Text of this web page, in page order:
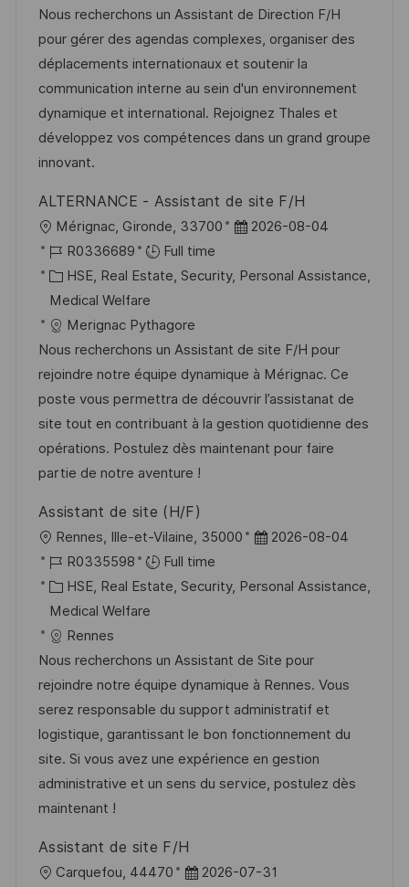
i
o
n
e
d
D
a
t
e
d
e
g
o
r
y
Nous recherchons un Assistant de Direction F/H
pour gérer des agendas complexes, organiser des
déplacements internationaux et soutenir la
communication interne au sein d'un environnement
dynamique et international. Rejoignez Thales et
développez vos compétences dans un grand groupe
innovant.
ALTERNANCE - Assistant de site F/H
L
o
c
t
i
o
n
Mérignac, Gironde, 33700
P
s
d
D
a
t
e
2026-08-04
J
o
b
I
d
R0336689
Full time
C
a
t
e
g
o
r
y
HSE, Real Estate, Security, Personal Assistance,
Medical Welfare
Merignac Pythagore
Nous recherchons un Assistant de site F/H pour
rejoindre notre équipe dynamique à Mérignac. Ce
poste vous permettra de découvrir l’assistanat de
site tout en contribuant à la gestion quotidienne des
opérations. Postulez dès maintenant pour faire
partie de notre aventure !
Assistant de site (H/F)
L
o
c
t
i
o
n
Rennes, Ille-et-Vilaine, 35000
P
s
d
D
a
t
e
2026-08-04
J
o
b
I
d
R0335598
Full time
C
a
t
e
g
o
r
y
HSE, Real Estate, Security, Personal Assistance,
Medical Welfare
Rennes
Nous recherchons un Assistant de Site pour
rejoindre notre équipe dynamique à Rennes. Vous
serez responsable du support administratif et
logistique, garantissant le bon fonctionnement du
site. Si vous avez une expérience en gestion
administrative et un sens du service, postulez dès
maintenant !
Assistant de site F/H
L
Carquefou, 44470
P 2026-07-31